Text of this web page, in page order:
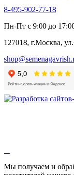
Алтей
Девясил
Душица
8-495-902-77-18
Пн-Пт с 9:00 до
127018, г.Москва,
Мы получаем и